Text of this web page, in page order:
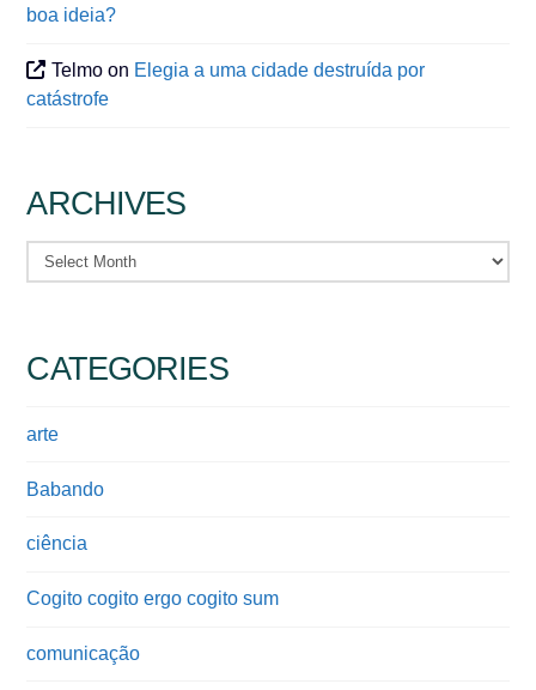
boa ideia?
Telmo on Elegia a uma cidade destruída por
catástrofe
ARCHIVES
Archives
CATEGORIES
arte
Babando
ciência
Cogito cogito ergo cogito sum
comunicação